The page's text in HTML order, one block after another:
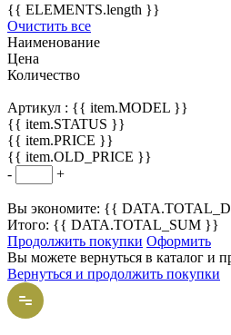
{{ ELEMENTS.length }}
Очистить все
Наименование
Цена
Количество
Артикул : {{ item.MODEL }}
{{ item.STATUS }}
{{ item.PRICE }}
{{ item.OLD_PRICE }}
-
+
Вы экономите: {{
Итого: {{ DATA.TOTAL_SUM }}
Продолжить покупки Оформить
Вы можете вернуться в каталог и
Вернуться и продолжить покупки